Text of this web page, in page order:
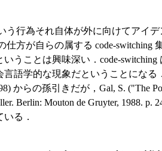
う行為それ自体が外に向けてアイ
仕方が自らの属する code-switching
うことは興味深い．code-
言語学的な現象だということになる
からの孫引きだが，Gal, S. ("The
Berlin: Mouton de Gruyter, 1988.
る．